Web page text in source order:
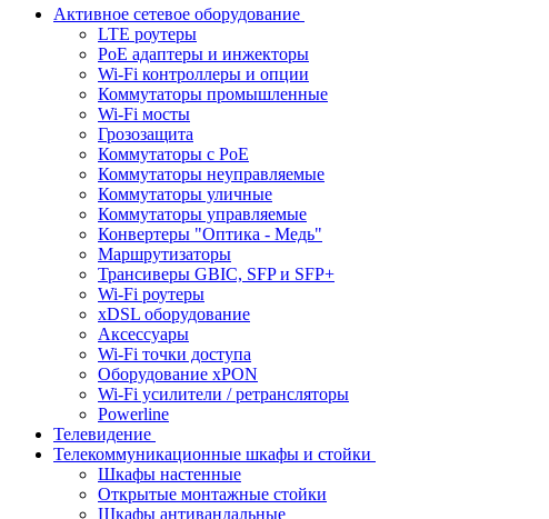
Активное сетевое оборудование
LTE роутеры
PoE адаптеры и инжекторы
Wi-Fi контроллеры и опции
Коммутаторы промышленные
Wi-Fi мосты
Грозозащита
Коммутаторы c PoE
Коммутаторы неуправляемые
Коммутаторы уличные
Коммутаторы управляемые
Конвертеры "Оптика - Медь"
Маршрутизаторы
Трансиверы GBIC, SFP и SFP+
Wi-Fi роутеры
xDSL оборудование
Аксессуары
Wi-Fi точки доступа
Оборудование хPON
Wi-Fi усилители / ретрансляторы
Powerline
Телевидение
Телекоммуникационные шкафы и стойки
Шкафы настенные
Открытые монтажные стойки
Шкафы антивандальные